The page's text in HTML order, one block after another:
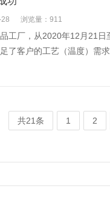
浏览量：911
工厂，从2020年12月21
了客户的工艺（温度）需
共21条 1 2